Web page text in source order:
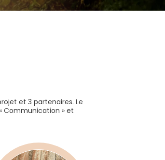
et 3 partenaires. Le
Communication » et